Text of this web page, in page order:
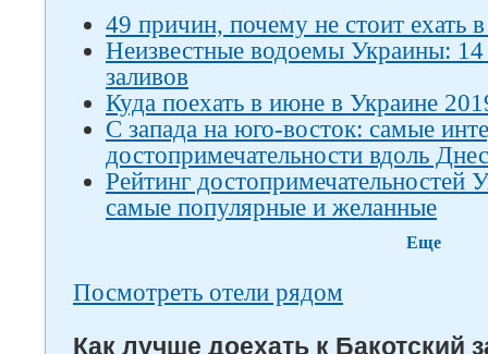
49 причин, почему не стоит ехать
Неизвестные водоемы Украины: 14
заливов
Куда поехать в июне в Украине
С запада на юго-восток: самые
достопримечательности вдоль
Рейтинг
самые популярные и желанные
Еще
Посмотреть отели рядом
Как лучше доехать к Бакотский